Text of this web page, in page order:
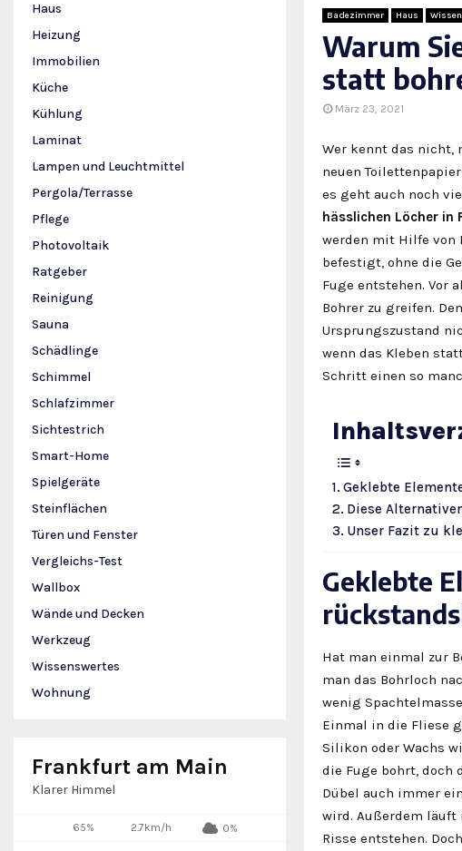
Badezimmer Haus
Warum
statt
März 23, 2021
Wer kennt das nicht,
neuen
es geht auch noch
hässlichen Löcher in
werden mit Hilfe von
befestigt, ohne die
Fuge entstehen. Vor
Bohrer zu greifen.
Ursprungszustand
wenn das Kleben
Schritt einen so
Geklebte
Diese
Unser Fazit zu
Geklebte
Hat man einmal zur
man das Bohrloch
wenig
Einmal in die Fliese
Silikon oder Wachs
die Fuge bohrt,
Dübel auch immer
wird. Außerdem läuft
Risse entstehen.
Haus
Heizung
Immobilien
Küche
Kühlung
Laminat
Lampen und Leuchtmittel
Pergola/Terrasse
Pflege
Photovoltaik
Ratgeber
Reinigung
Sauna
Schädlinge
Schimmel
Schlafzimmer
Sichtestrich
Smart-Home
Spielgeräte
Steinflächen
Türen und Fenster
Vergleichs-Test
Wallbox
Wände und Decken
Werkzeug
Wissenswertes
Wohnung
Frankfurt am Main
Klarer Himmel
65% 2.7km/h 0%